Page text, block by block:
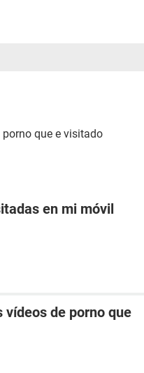
que e visitado
en mi móvil
vídeos de porno que